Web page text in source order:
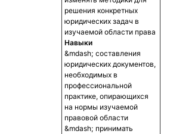
решения конкретных
юридических задач в
изучаемой области права
Навыки
составления
юридических документов,
необходимых в
профессиональной
практике, опирающихся
на нормы изучаемой
правовой области
принимать